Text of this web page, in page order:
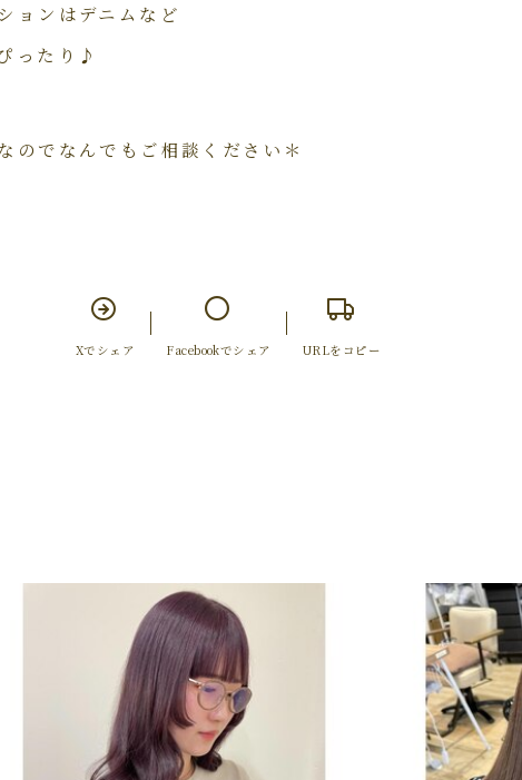
ョンはデニムなど
ったり♪
のでなんでもご相談ください＊
Xでシェア Facebookでシェア URLをコピー